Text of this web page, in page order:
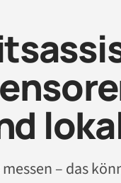
– das